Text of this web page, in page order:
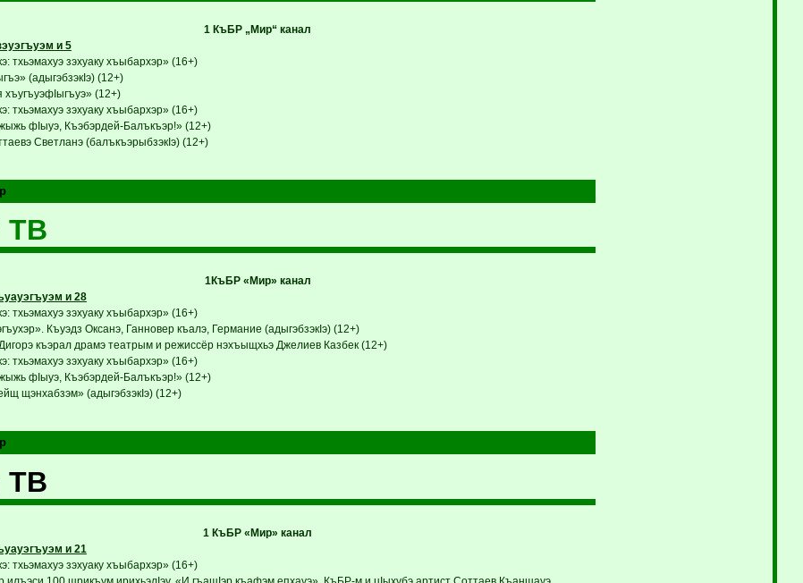
1 КъБР „Мир“ канал
и 5
тхьэмахуэ зэхуаку хъыбархэр» (16+)
(адыгэбзэкIэ) (12+)
(12+)
тхьэмахуэ зэхуаку хъыбархэр» (16+)
фIыуэ, Къэбэрдей-Балъкъэр!» (12+)
Светланэ (балъкъэрыбзэкIэ) (12+)
ТВ
1КъБР «Мир» канал
и 28
тхьэмахуэ зэхуаку хъыбархэр» (16+)
Къуэдз Оксанэ, Ганновер къалэ, Германие (адыгэбзэкIэ) (12+)
къэрал драмэ театрым и режиссёр нэхъыщхьэ Джелиев Казбек (12+)
тхьэмахуэ зэхуаку хъыбархэр» (16+)
фIыуэ, Къэбэрдей-Балъкъэр!» (12+)
щэнхабзэм» (адыгэбзэкIэ) (12+)
ТВ
1 КъБР «Мир» канал
и 21
тхьэмахуэ зэхуаку хъыбархэр» (16+)